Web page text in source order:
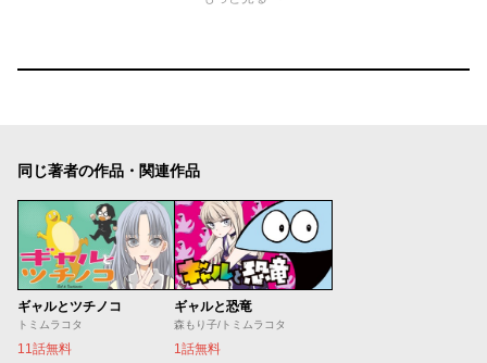
同じ著者の作品・関連作品
ギャルとツチノコ
トミムラコタ
11話無料
ギャルと恐竜
森もり子/トミムラコタ
1話無料